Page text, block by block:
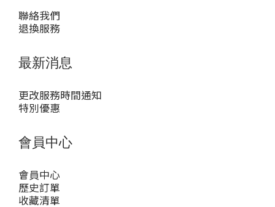
聯絡我們
退換服務
最新消息
更改服務時間通知
特別優惠
會員中心
會員中心
歷史訂單
收藏清單